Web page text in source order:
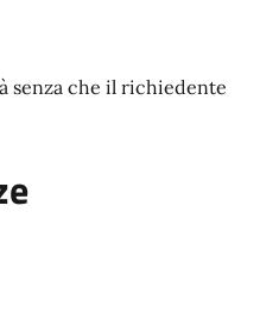
senza che il richiedente